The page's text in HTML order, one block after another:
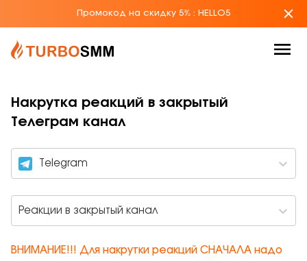
Промокод на скидку 5% : HELLO5
Накрутка реакций в закрытый
Телеграм канал
Telegram
Реакции в закрытый канал
ВНИМАНИЕ!!! Для накрутки реакций СНАЧАЛА надо